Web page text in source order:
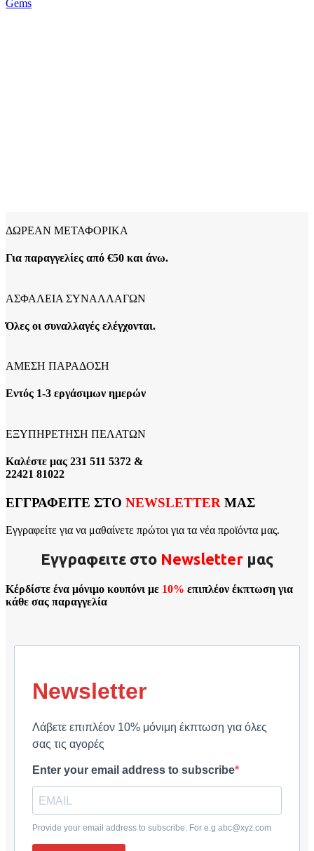
Gems
ΔΩΡΕΑΝ ΜΕΤΑΦΟΡΙΚΑ
Για παραγγελίες από €50 και άνω.
ΑΣΦΑΛΕΙΑ ΣΥΝΑΛΛΑΓΩΝ
Όλες οι συναλλαγές ελέγχονται.
ΑΜΕΣΗ ΠΑΡΑΔΟΣΗ
Εντός 1-3 εργάσιμων ημερών
ΕΞΥΠΗΡΕΤΗΣΗ ΠΕΛΑΤΩΝ
Καλέστε μας 231 511 5372 &
22421 81022
ΕΓΓΡΑΦΕΙΤΕ ΣΤΟ NEWSLETTER ΜΑΣ
Εγγραφείτε για να μαθαίνετε πρώτοι για τα νέα προϊόντα μας.
Εγγραφειτε στο Νewsletter μας
Κέρδίστε ένα μόνιμο κουπόνι με 10% επιπλέον έκπτωση για
κάθε σας παραγγελία
Newsletter
Λάβετε επιπλέον 10% μόνιμη έκπτωση για όλες
σας τις αγορές
Enter your email address to subscribe
Provide your email address to subscribe. For e.g abc@xyz.com